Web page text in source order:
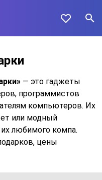
— это гаджеты
программистов
компьютеров. Их
или модный
любимого компа.
цены